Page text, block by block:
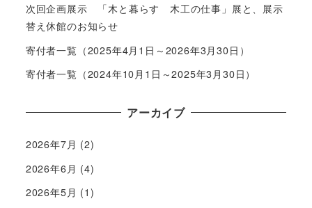
次回企画展示 「木と暮らす 木工の仕事」展と、展示
替え休館のお知らせ
寄付者一覧（2025年4月1日～2026年3月30日）
寄付者一覧（2024年10月1日～2025年3月30日）
アーカイブ
2026年7月 (2)
2026年6月 (4)
2026年5月 (1)